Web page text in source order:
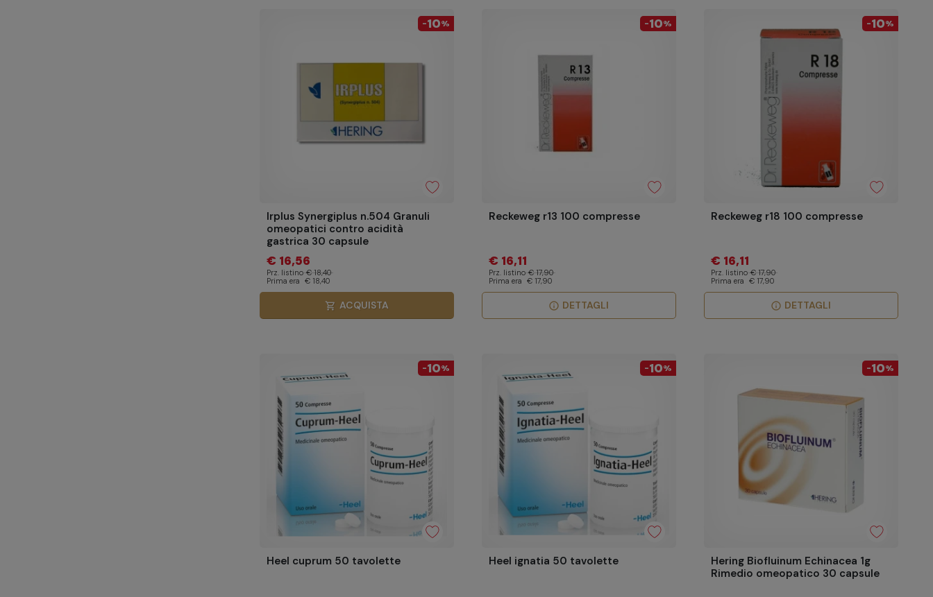
-10%
Irplus Synergiplus n.504 Granuli
omeopatici contro acidità
gastrica 30 capsule
€ 16,56
Prz. listino € 18,40
Prima era € 18,40
shopping_cart ACQUISTA
-10%
Reckeweg r13 100 compresse
€ 16,11
Prz. listino € 17,90
Prima era € 17,90
info DETTAGLI
-10%
Reckeweg r18 100 compresse
€ 16,11
Prz. listino € 17,90
Prima era € 17,90
info DETTAGLI
-10%
Heel cuprum 50 tavolette
-10%
Heel ignatia 50 tavolette
-10%
Hering Biofluinum Echinacea 1g
Rimedio omeopatico 30 capsule